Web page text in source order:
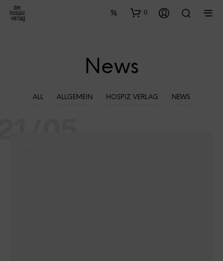
0
News
ALL ALLGEMEIN HOSPIZ VERLAG NEWS